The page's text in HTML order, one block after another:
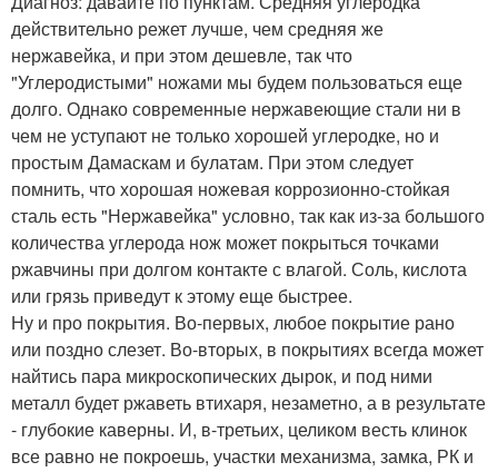
действительно режет лучше, чем средняя же
нержавейка, и при этом дешевле, так что
"Углеродистыми" ножами мы будем пользоваться еще
долго. Однако современные нержавеющие стали ни в
чем не уступают не только хорошей углеродке, но и
простым Дамаскам и булатам. При этом следует
помнить, что хорошая ножевая коррозионно-стойкая
сталь есть "Нержавейка" условно, так как из-за большого
количества углерода нож может покрыться точками
ржавчины при долгом контакте с влагой. Соль, кислота
или грязь приведут к этому еще быстрее.
Ну и про покрытия. Во-первых, любое покрытие рано
или поздно слезет. Во-вторых, в покрытиях всегда может
найтись пара микроскопических дырок, и под ними
металл будет ржаветь втихаря, незаметно, а в результате
- глубокие каверны. И, в-третьих, целиком весть клинок
все равно не покроешь, участки механизма, замка, РК и